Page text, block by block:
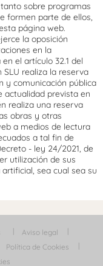
sobre programas
formen parte de ellos,
página web.
la oposición
en la
el artículo 32.1 del
SLU realiza la reserva
y comunicación pública
actualidad prevista en
realiza una reserva
obras y otras
a medios de lectura
a tal fin de
- ley 24/2021, de
utilización de sus
sea cual sea su
Aviso legal
Política de Cookies